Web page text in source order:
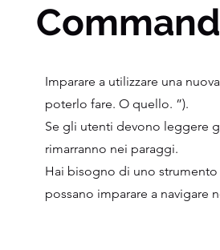
Imparare a utilizzare una
poterlo fare. O quello. ”).
Se gli utenti devono leggere
rimarranno nei paraggi.
Hai bisogno di uno
possano imparare a navigare